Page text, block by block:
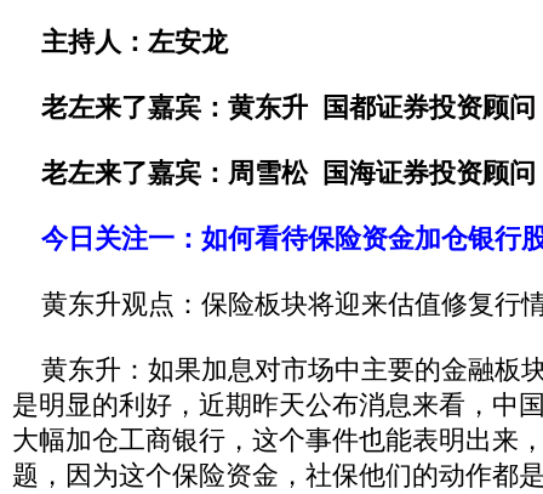
主持人：左安龙
老左来了嘉宾：黄东升 国都证券投资顾问
老左来了嘉宾：周雪松 国海证券投资顾问
今日关注一：如何看待保险资金加仓银行
黄东升观点：保险板块将迎来估值修复行
黄东升：如果加息对市场中主要的金融板
是明显的利好，近期昨天公布消息来看，中
大幅加仓工商银行，这个事件也能表明出来
题，因为这个保险资金，社保他们的动作都